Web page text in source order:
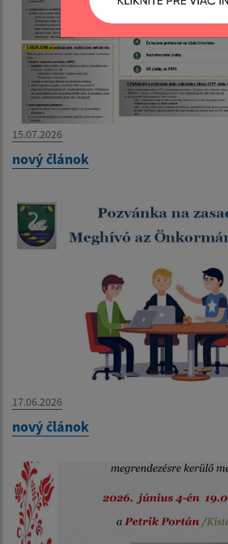
15.07.2026
nový článok
17.06.2026
nový článok